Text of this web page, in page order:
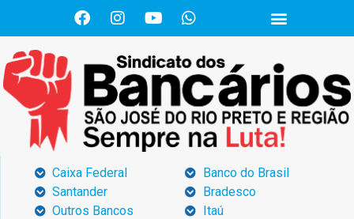
Caixa Federal
Santander
Outros Bancos
Banco do Brasil
Bradesco
Itaú